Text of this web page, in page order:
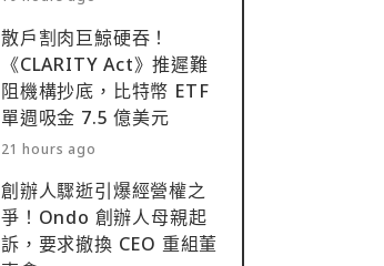
散戶割肉巨鯨硬吞！
《CLARITY Act》推遲難
阻機構抄底，比特幣 ETF
單週吸金 7.5 億美元
21 hours ago
創辦人驟逝引爆經營權之
爭！Ondo 創辦人母親起
訴，要求撤換 CEO 重組董